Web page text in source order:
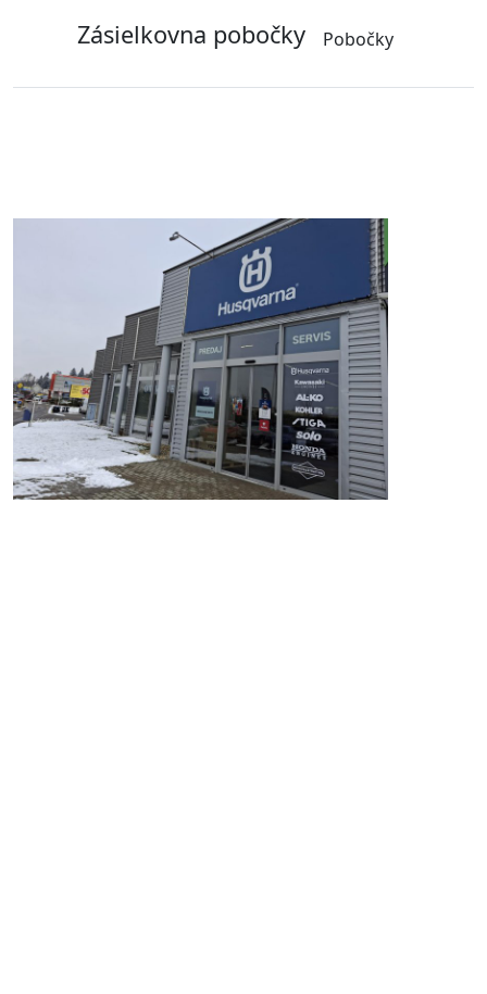
Zásielkovna pobočky Pobočky